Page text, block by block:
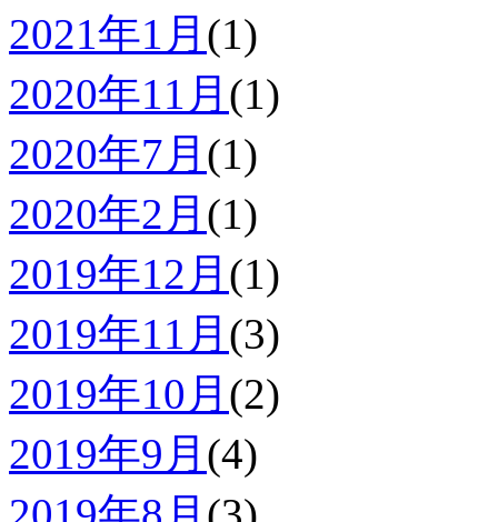
2021年1月 (1)
2020年11月 (1)
2020年7月 (1)
2020年2月 (1)
2019年12月 (1)
2019年11月 (3)
2019年10月 (2)
2019年9月 (4)